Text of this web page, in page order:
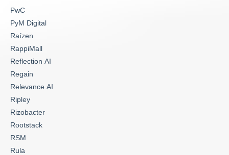
PwC
PyM Digital
Raízen
RappiMall
Reflection AI
Regain
Relevance AI
Ripley
Rizobacter
Rootstack
RSM
Rula